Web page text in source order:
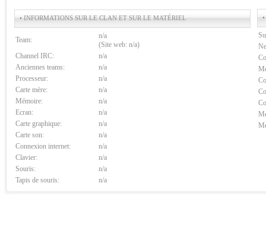
• INFORMATIONS SUR LE CLAN ET SUR LE MATÉRIEL
Team:
n/a
(Site web: n/a)
Channel IRC:
n/a
Anciennes teams:
n/a
Processeur:
n/a
Carte mère:
n/a
Mémoire:
n/a
Ecran:
n/a
Carte graphique:
n/a
Carte son:
n/a
Connexion internet:
n/a
Clavier:
n/a
Souris:
n/a
Tapis de souris:
n/a
•